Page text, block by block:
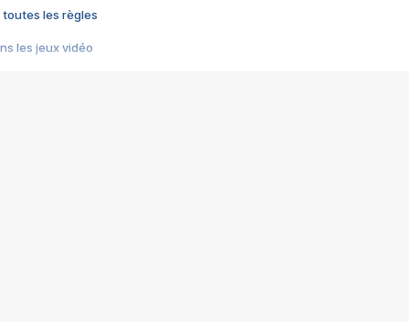
toutes les règles
les jeux vidéo